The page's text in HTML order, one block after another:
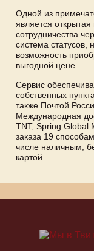
Одной из
является
сотрудничества
система
возможность
выгодной цене.
Сервис
собственных
также Почтой
Международная
TNT, Spring Global
заказа 19
числе наличным,
картой.